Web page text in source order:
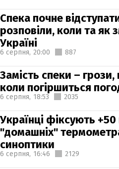
Спека почне
розповіли, коли та як
Україні
6 серпня, 20:00 887
Замість спеки – грози,
коли погіршиться
6 серпня, 18:53 2035
Українці фіксують +50
"домашніх"
синоптики
6 серпня, 16:46 2129